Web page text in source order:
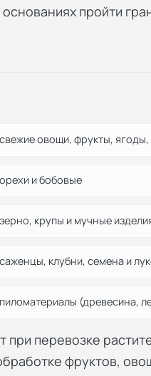
пройти
свежие овощи, фрукты, ягоды,
орехи и бобовые
зерно, крупы и мучные
саженцы, клубни, семена и
пиломатериалы (древесина,
перевозке
фруктов,